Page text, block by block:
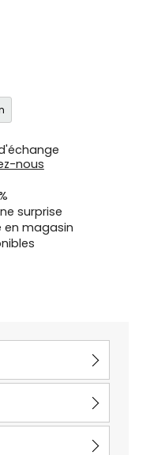
nous
surprise
en magasin